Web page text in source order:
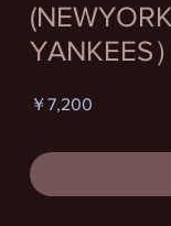
YANKEES）
￥7,200